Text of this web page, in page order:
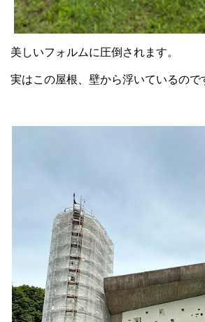
美しいフォルムに圧倒されます。
実はこの屋根、壁から浮いているので